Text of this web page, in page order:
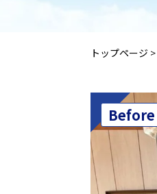
トップページ >
Before